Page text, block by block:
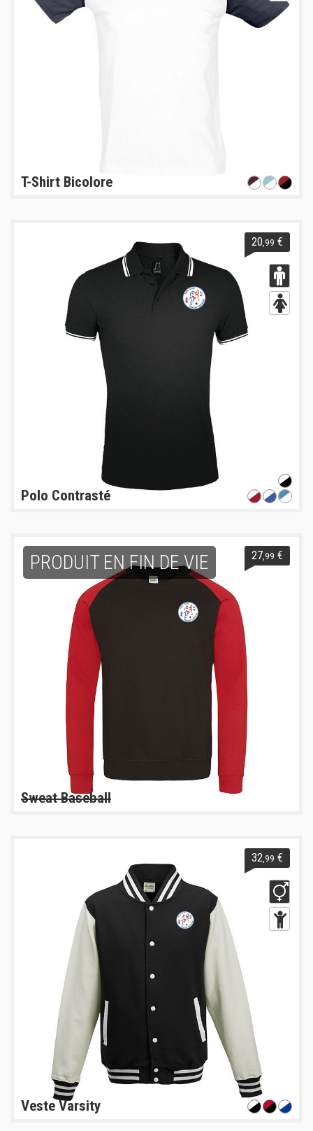
T-Shirt Bicolore
20,99 €
Polo Contrasté
27,99 €
PRODUIT EN FIN DE VIE
Sweat Baseball
32,99 €
Veste Varsity